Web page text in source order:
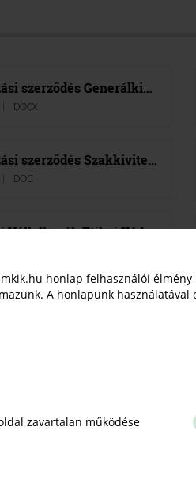
Vállalkozási szerződés Generálkivitelezésre (átalánydíjas)
DOCX
Vállalkozási szerződés Szakkivitelezésre (átalánydíjas)
DOC
Építőipari Vállalkozók Etikai Kódexe
honlap felhasználói élmény
A honlapunk használatával
zavartalan működése